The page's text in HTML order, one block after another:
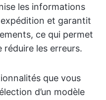
les informations
et garantit
ce qui permet
les erreurs.
que vous
d’un modèle